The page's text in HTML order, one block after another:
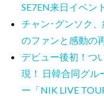
SE7EN来日イベン
チャン･グンソク
のファンと感動の
デビュー後初！つ
現！ 日韓合同グル
ー「NIK LIVE